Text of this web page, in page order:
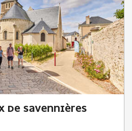
DE SAVENNIÈRES